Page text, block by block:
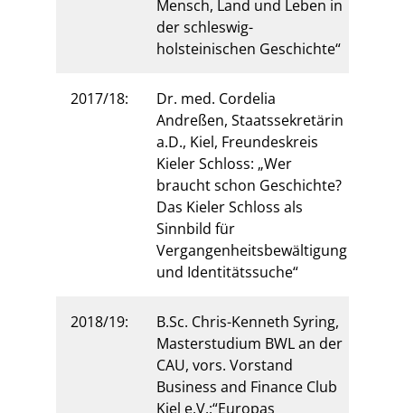
Mensch, Land und Leben in
der schleswig-
holsteinischen Geschichte“
2017/18:
Dr. med. Cordelia
Andreßen, Staatssekretärin
a.D., Kiel, Freundeskreis
Kieler Schloss: „Wer
braucht schon Geschichte?
Das Kieler Schloss als
Sinnbild für
Vergangenheitsbewältigung
und Identitätssuche“
2018/19:
B.Sc. Chris-Kenneth Syring,
Masterstudium BWL an der
CAU, vors. Vorstand
Business and Finance Club
Kiel e.V.:“Europas